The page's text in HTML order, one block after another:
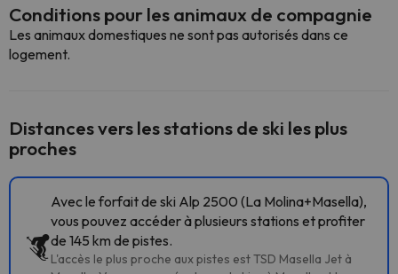
Conditions pour les animaux de compagnie
Les animaux domestiques ne sont pas autorisés dans ce
logement.
Distances vers les stations de ski les plus
proches
Avec le forfait de ski Alp 2500 (La Molina+Masella),
vous pouvez accéder à plusieurs stations et profiter
de 145 km de pistes.
L'accès le plus proche aux pistes est TSD Masella Jet à